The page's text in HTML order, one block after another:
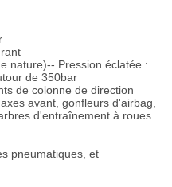
nature)-- Pression éclatée :
de 350bar
de colonne de direction
avant, gonfleurs d'airbag,
d'entraînement à roues
pneumatiques, et